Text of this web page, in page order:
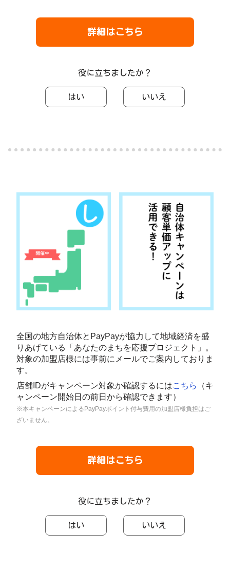
詳細はこちら
役に立ちましたか？
はい いいえ
全国の地方自治体とPayPayが協力して地域経済を盛
りあげている「あなたのまちを応援プロジェクト」。
対象の加盟店様には事前にメールでご案内しておりま
す。
店舗IDがキャンペーン対象か確認するにはこちら
（キ
ャンペーン開始日の前日から確認できます）
※本キャンペーンによるPayPayポイント付与費用の加盟店様負担はご
ざいません。
詳細はこちら
役に立ちましたか？
はい いいえ